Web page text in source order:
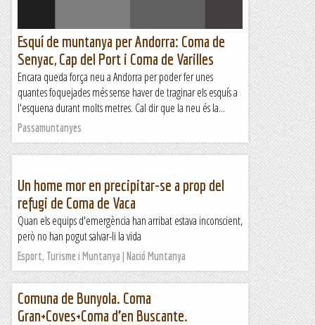
Esquí de muntanya per Andorra: Coma de
Senyac, Cap del Port i Coma de Varilles
Encara queda força neu a Andorra per poder fer unes
quantes foquejades més sense haver de traginar els esquís a
l'esquena durant molts metres. Cal dir que la neu és la...
Passamuntanyes
Un home mor en precipitar-se a prop del
refugi de Coma de Vaca
Quan els equips d'emergència han arribat estava inconscient,
però no han pogut salvar-li la vida
Esport, Turisme i Muntanya | Nació Muntanya
Comuna de Bunyola. Coma
Gran+Coves+Coma d’en Buscante.